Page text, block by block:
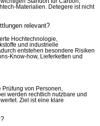
Materialien. Detegere ist nicht
relevant?
Hochtechnologie,
und industrielle
entstehen besondere Risiken
Know-how, Lieferketten und
von Personen,
werden rechtlich nutzbare und
Ziel ist eine klare